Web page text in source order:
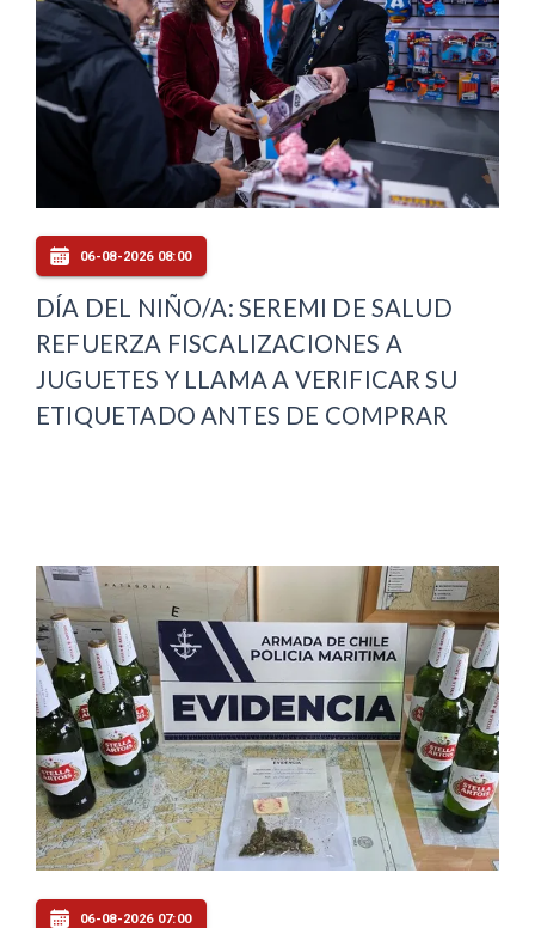
06-08-2026 08:00
DÍA DEL NIÑO/A: SEREMI DE SALUD
REFUERZA FISCALIZACIONES A
JUGUETES Y LLAMA A VERIFICAR SU
ETIQUETADO ANTES DE COMPRAR
06-08-2026 07:00